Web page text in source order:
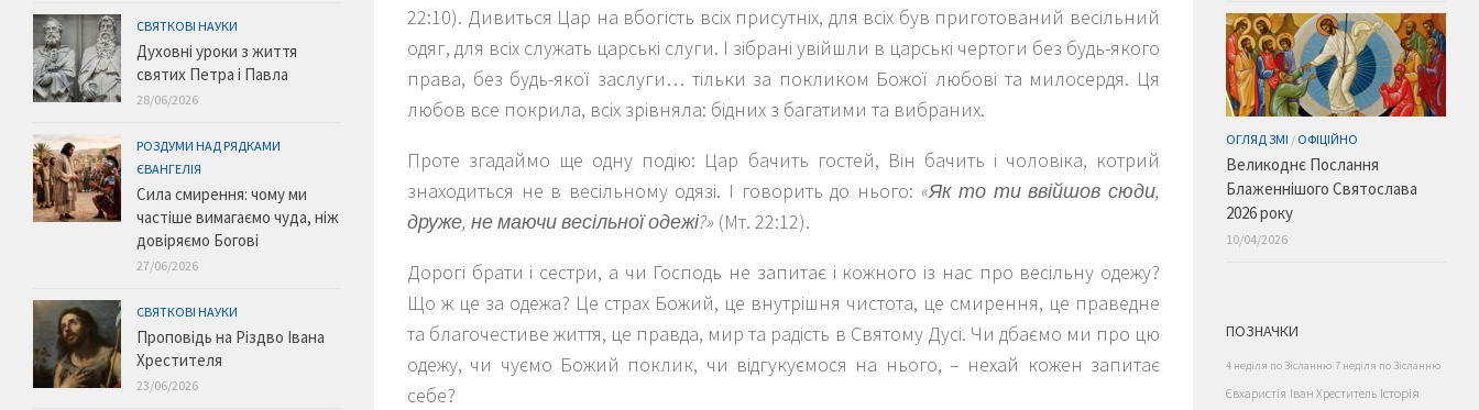
22:10). Дивиться Цар на вбогість всіх присутніх, для всіх був приготований весільний
одяг, для всіх служать царські слуги. І зібрані увійшли в царські чертоги без будь-якого
права, без будь-якої заслуги… тільки за покликом Божої любові та милосердя. Ця
любов все покрила, всіх зрівняла: бідних з багатими та вибраних.
Проте згадаймо ще одну подію: Цар бачить гостей, Він бачить і чоловіка, котрий
знаходиться не в весільному одязі. І говорить до нього: «Як то ти ввійшов сюди,
друже, не маючи весільної одежі?» (Мт. 22:12).
Дорогі брати і сестри, а чи Господь не запитає і кожного із нас про весільну одежу?
Що ж це за одежа? Це страх Божий, це внутрішня чистота, це смирення, це праведне
та благочестиве життя, це правда, мир та радість в Святому Дусі. Чи дбаємо ми про цю
одежу, чи чуємо Божий поклик, чи відгукуємося на нього, – нехай кожен запитає
себе?
СВЯТКОВІ НАУКИ
Духовні уроки з життя
святих Петра і Павла
28/06/2026
РОЗДУМИ НАД РЯДКАМИ
ЄВАНГЕЛІЯ
Сила смирення: чому ми
частіше вимагаємо чуда, ніж
довіряємо Богові
27/06/2026
СВЯТКОВІ НАУКИ
Проповідь на Різдво Івана
Хрестителя
23/06/2026
ОГЛЯД ЗМІ / ОФІЦІЙНО
Великоднє Послання
Блаженнішого Святослава
2026 року
10/04/2026
ПОЗНАЧКИ
4 неділя по Зісланню 7 неділя по Зісланню
Євхаристія Іван Хреститель Історія